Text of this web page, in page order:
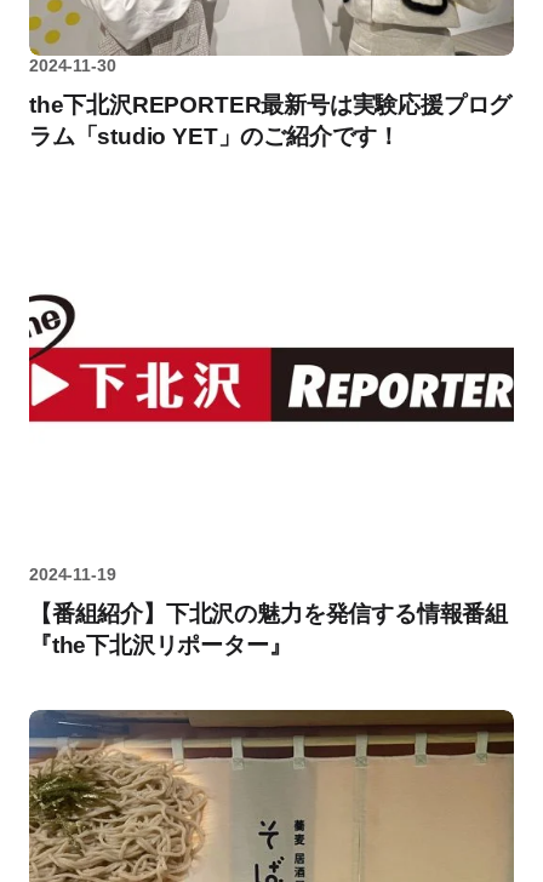
2024-11-30
the下北沢REPORTER最新号は実験応援プログ
ラム「studio YET」のご紹介です！
2024-11-19
【番組紹介】下北沢の魅力を発信する情報番組
『the下北沢リポーター』